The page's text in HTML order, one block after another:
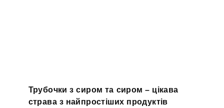
Трубочки з сиром та сиром – цікава
страва з найпростіших продуктів